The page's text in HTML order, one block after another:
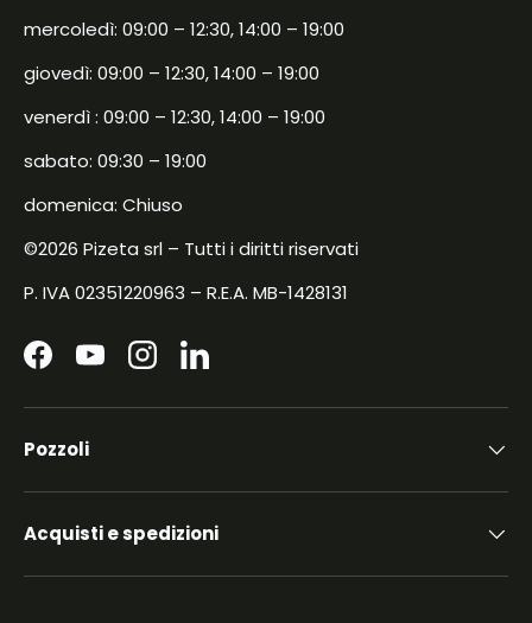
mercoledì: 09:00 – 12:30, 14:00 – 19:00
giovedì: 09:00 – 12:30, 14:00 – 19:00
venerdì : 09:00 – 12:30, 14:00 – 19:00
sabato: 09:30 – 19:00
domenica: Chiuso
©2026 Pizeta srl – Tutti i diritti riservati
P. IVA 02351220963 – R.E.A. MB-1428131
FacebookYouTubeInstagramLinkedIn
Pozzoli
Acquisti e spedizioni